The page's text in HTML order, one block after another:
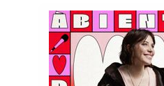
animation Lou
productionCaroline
Carrour : vignette